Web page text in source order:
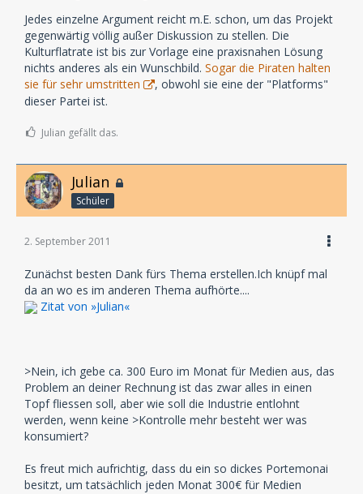
Jedes einzelne Argument reicht m.E. schon, um das Projekt
gegenwärtig völlig außer Diskussion zu stellen. Die
Kulturflatrate ist bis zur Vorlage eine praxisnahen Lösung
nichts anderes als ein Wunschbild. Sogar die Piraten halten
sie für sehr umstritten
, obwohl sie eine der "Platforms"
dieser Partei ist.
Julian gefällt das.
Julian
Schüler
2. September 2011
Zunächst besten Dank fürs Thema erstellen.Ich knüpf mal
da an wo es im anderen Thema aufhörte....
Zitat von »Julian«
>Nein, ich gebe ca. 300 Euro im Monat für Medien aus, das
Problem an deiner Rechnung ist das zwar alles in einen
Topf fliessen soll, aber wie soll die Industrie entlohnt
werden, wenn keine >Kontrolle mehr besteht wer was
konsumiert?
Es freut mich aufrichtig, dass du ein so dickes Portemonai
besitzt, um tatsächlich jeden Monat 300€ für Medien